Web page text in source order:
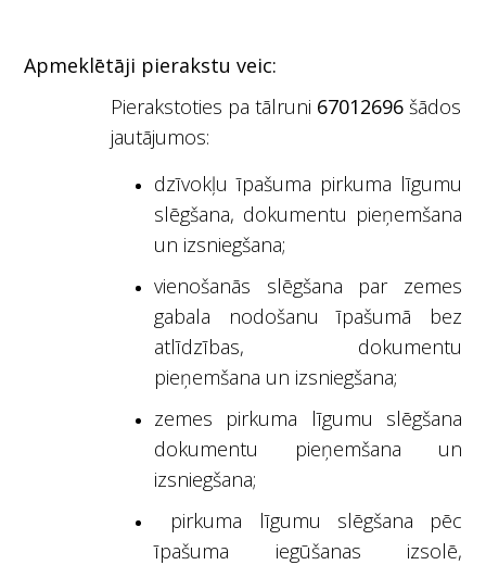
Apmeklētāji pierakstu veic:
Pierakstoties pa tālruni 67012696 šādos
jautājumos:
dzīvokļu īpašuma pirkuma līgumu
slēgšana, dokumentu pieņemšana
un izsniegšana;
vienošanās slēgšana par zemes
gabala nodošanu īpašumā bez
atlīdzības, dokumentu
pieņemšana un izsniegšana;
zemes pirkuma līgumu slēgšana
dokumentu pieņemšana un
izsniegšana;
pirkuma līgumu slēgšana pēc
īpašuma iegūšanas izsolē,